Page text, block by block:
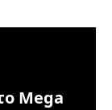
Mega